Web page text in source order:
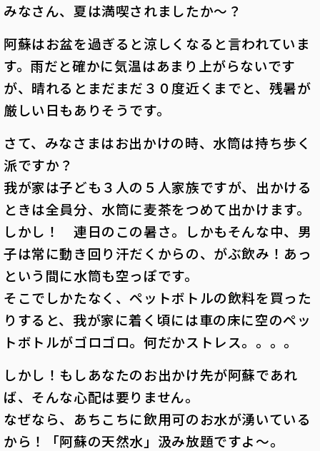
みなさん、夏は満喫されましたか～？
阿蘇はお盆を過ぎると涼しくなると言われていま
す。雨だと確かに気温はあまり上がらないです
が、晴れるとまだまだ３０度近くまでと、残暑が
厳しい日もありそうです。
さて、みなさまはお出かけの時、水筒は持ち歩く
派ですか？
我が家は子ども３人の５人家族ですが、出かける
ときは全員分、水筒に麦茶をつめて出かけます。
しかし！ 連日のこの暑さ。しかもそんな中、男
子は常に動き回り汗だくからの、がぶ飲み！あっ
という間に水筒も空っぽです。
そこでしかたなく、ペットボトルの飲料を買った
りすると、我が家に着く頃には車の床に空のペッ
トボトルがゴロゴロ。何だかストレス。。。。
しかし！もしあなたのお出かけ先が阿蘇であれ
ば、そんな心配は要りません。
なぜなら、あちこちに飲用可のお水が湧いている
から！「阿蘇の天然水」汲み放題ですよ～。